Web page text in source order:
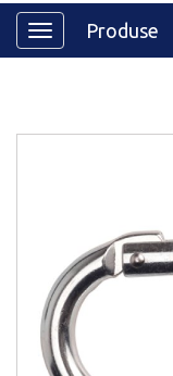
Toggle
navigation
Produse